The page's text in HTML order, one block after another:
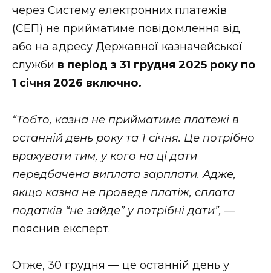
через Систему електронних платежів
(СЕП) не прийматиме повідомлення від
або на адресу Державної казначейської
служби в період з 31 грудня 2025 року по
1 січня 2026 включно.
“Тобто, казна не прийматиме платежі в
останній день року та 1 січня. Це потрібно
врахувати тим, у кого на ці дати
передбачена виплата зарплати. Адже,
якщо казна не проведе платіж, сплата
податків “не зайде” у потрібні дати”, —
пояснив експерт.
Отже, 30 грудня — це останній день у